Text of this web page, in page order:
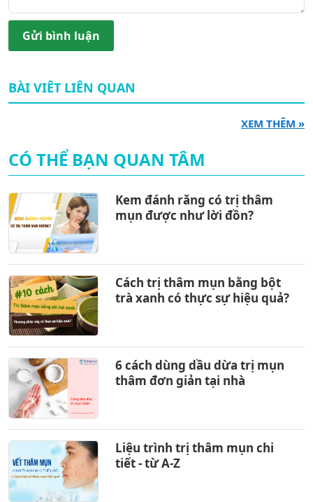
Gửi bình luận
BÀI VIÊT LIÊN QUAN
XEM THÊM »
CÓ THỂ BẠN QUAN TÂM
Kem đánh răng có trị thâm
mụn được như lời đồn?
Cách trị thâm mụn bằng bột
trà xanh có thực sự hiệu quả?
6 cách dùng dầu dừa trị mụn
thâm đơn giản tại nhà
Liệu trình trị thâm mụn chi
tiết - từ A-Z